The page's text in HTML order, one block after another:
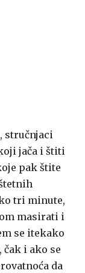
stručnjaci
jača i štiti
pak štite
tri minute,
masirati i
se itekako
i ako se
da